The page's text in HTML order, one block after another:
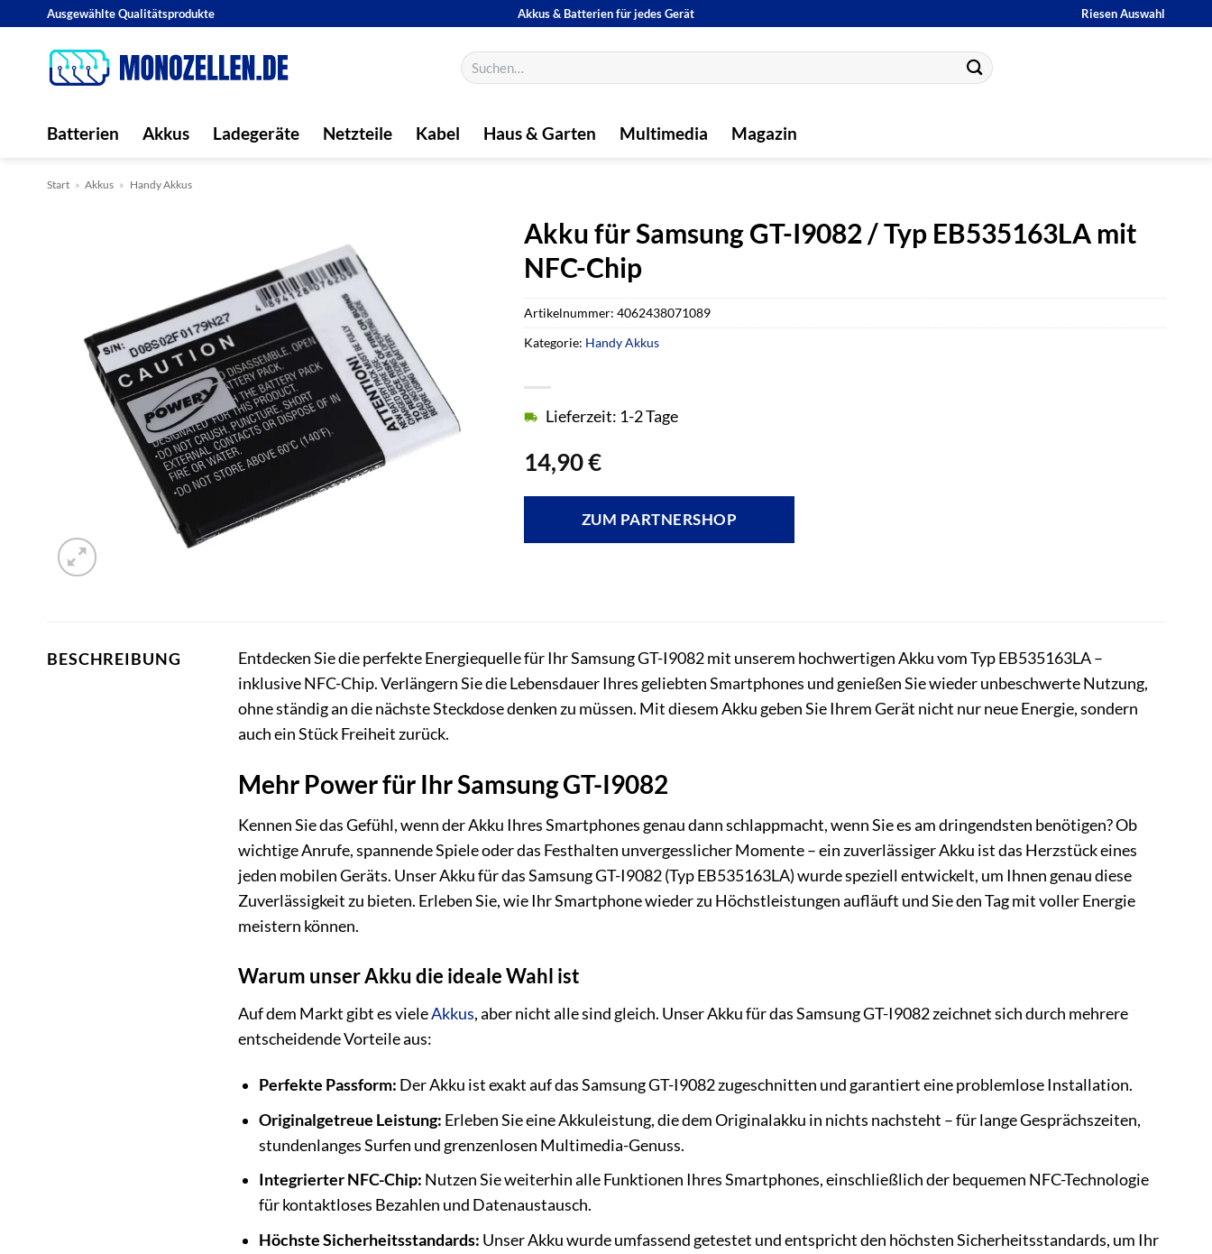
springen
Ausgewählte Qualitätsprodukte Akkus & Batterien für jedes Gerät Riesen Auswahl
Suchen
nach:
Batterien Akkus Ladegeräte Netzteile Kabel Haus & Garten Multimedia Magazin
Start » Akkus » Handy Akkus
Akku für Samsung GT-I9082 / Typ EB535163LA mit
NFC-Chip
14,90€
Lieferzeit: 1-2 Tage
ZUM PARTNERSHOP
Artikelnummer:4062438071089
Kategorie: Handy Akkus
BESCHREIBUNG
Entdecken Sie die perfekte Energiequelle für Ihr Samsung GT-I9082 mit unserem hochwertigen Akku vom Typ EB535163LA –
inklusive NFC-Chip. Verlängern Sie die Lebensdauer Ihres geliebten Smartphones und genießen Sie wieder unbeschwerte Nutzung,
ohne ständig an die nächste Steckdose denken zu müssen. Mit diesem Akku geben Sie Ihrem Gerät nicht nur neue Energie, sondern
auch ein Stück Freiheit zurück.
Mehr Power für Ihr Samsung GT-I9082
Kennen Sie das Gefühl, wenn der Akku Ihres Smartphones genau dann schlappmacht, wenn Sie es am dringendsten benötigen? Ob
wichtige Anrufe, spannende Spiele oder das Festhalten unvergesslicher Momente – ein zuverlässiger Akku ist das Herzstück eines
jeden mobilen Geräts. Unser Akku für das Samsung GT-I9082 (Typ EB535163LA) wurde speziell entwickelt, um Ihnen genau diese
Zuverlässigkeit zu bieten. Erleben Sie, wie Ihr Smartphone wieder zu Höchstleistungen aufläuft und Sie den Tag mit voller Energie
meistern können.
Warum unser Akku die ideale Wahl ist
Auf dem Markt gibt es vieleAkkus, aber nicht alle sind gleich. Unser Akku für das Samsung GT-I9082 zeichnet sich durch mehrere
entscheidende Vorteile aus:
Perfekte Passform: Der Akku ist exakt auf das Samsung GT-I9082 zugeschnitten und garantiert eine problemlose Installation.
Originalgetreue Leistung: Erleben Sie eine Akkuleistung, die dem Originalakku in nichts nachsteht – für lange Gesprächszeiten,
stundenlanges Surfen und grenzenlosen Multimedia-Genuss.
Integrierter NFC-Chip: Nutzen Sie weiterhin alle Funktionen Ihres Smartphones, einschließlich der bequemen NFC-Technologie
für kontaktloses Bezahlen und Datenaustausch.
Höchste Sicherheitsstandards: Unser Akku wurde umfassend getestet und entspricht den höchsten Sicherheitsstandards, um Ihr